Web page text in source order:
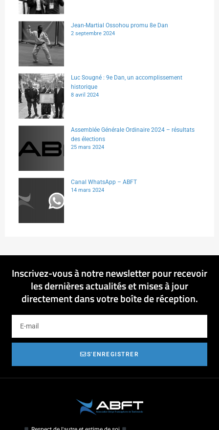
Jean-Martial Ossohou promu 8e Dan
2 septembre 2024
Luc Sougné : 9e Dan, un accomplissement
historique
8 avril 2024
Assemblée Générale Ordinaire 2024 – résultats
des élections
25 mars 2024
Canal WhatsApp – ABFT
14 mars 2024
Inscrivez-vous à notre newsletter pour recevoir
les dernières actualités et mises à jour
directement dans votre boîte de réception.
S'ENREGISTRER